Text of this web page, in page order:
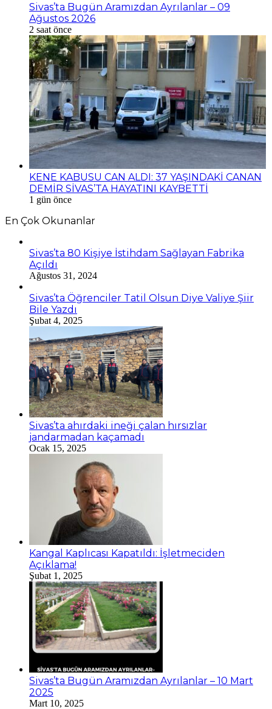
Sivas’ta Bugün Aramızdan Ayrılanlar – 09
Ağustos 2026
2 saat önce
KENE KABUSU CAN ALDI: 37 YAŞINDAKİ CANAN
DEMİR SİVAS’TA HAYATINI KAYBETTİ
1 gün önce
En Çok Okunanlar
Sivas’ta 80 Kişiye İstihdam Sağlayan Fabrika
Açıldı
Ağustos 31, 2024
Sivas’ta Öğrenciler Tatil Olsun Diye Valiye Şiir
Bile Yazdı
Şubat 4, 2025
Sivas’ta ahırdaki ineği çalan hırsızlar
jandarmadan kaçamadı
Ocak 15, 2025
Kangal Kaplıcası Kapatıldı: İşletmeciden
Açıklama!
Şubat 1, 2025
Sivas’ta Bugün Aramızdan Ayrılanlar – 10 Mart
2025
Mart 10, 2025